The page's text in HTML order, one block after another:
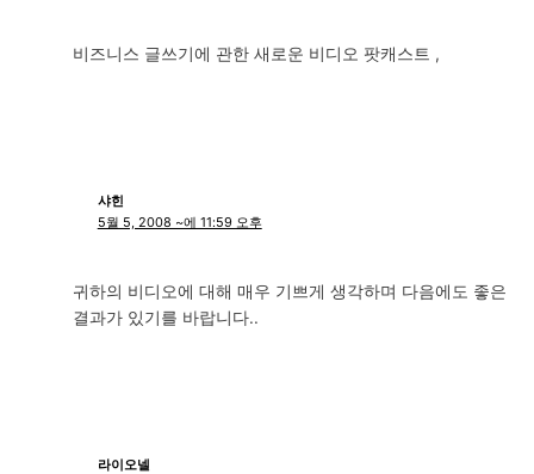
비즈니스 글쓰기에 관한 새로운 비디오 팟캐스트 ,
샤힌
5월 5, 2008 ~에 11:59 오후
귀하의 비디오에 대해 매우 기쁘게 생각하며 다음에도 좋은
결과가 있기를 바랍니다..
라이오넬